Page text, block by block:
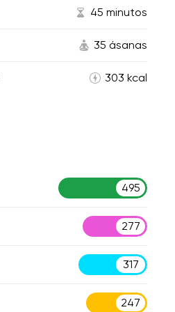
45 minutos
35 ásanas
303 kcal
495
277
317
247